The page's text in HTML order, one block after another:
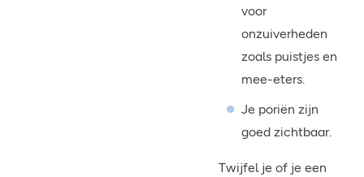
voor
onzuiverheden
zoals puistjes en
mee-eters.
Je poriën zijn
goed zichtbaar.
Twijfel je of je een